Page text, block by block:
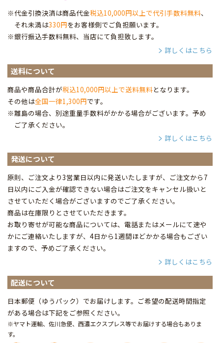
※代金引換決済は商品代金税込10,000円以上で代引手数料無料、
それ未満は330円をお客様側でご負担願います。
※銀行振込手数料無料、当店にて負担致します。
詳しくはこちら
送料について
商品や商品合計が税込10,000円以上で送料無料となります。
その他は全国一律1,300円です。
※離島の場合、別途重量手数料がかかる場合がございます。予め
ご了承ください。
詳しくはこちら
発送について
原則、ご注文より3営業日以内に発送いたしますが、ご注文から7
日以内にご入金が確認できない場合はご注文をキャンセル扱いと
させていただく場合がございますのでご了承ください。
商品は在庫限りとさせていただきます。
お取り寄せが可能な商品については、電話またはメールにて速や
かにご連絡いたしますが、4日から1週間ほどかかる場合もござい
ますので、予めご了承ください。
詳しくはこちら
配送について
日本郵便（ゆうパック）でお届けします。ご希望の配送時間指定
がある場合は下記をご参照ください。
※ヤマト運輸、佐川急便、西濃エクスプレス等でお届けする場合もありま
す。